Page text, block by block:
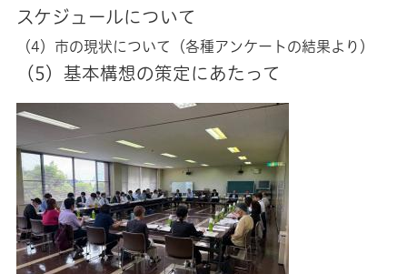
スケジュールについて
（4）市の現状について（各種アンケートの結果より）
（5）基本構想の策定にあたって